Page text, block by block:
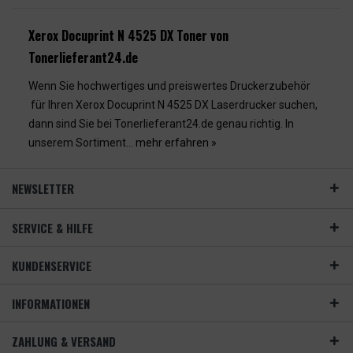
Xerox Docuprint N 4525 DX Toner von
Tonerlieferant24.de
Wenn Sie hochwertiges und preiswertes Druckerzubehör
für Ihren Xerox Docuprint N 4525 DX Laserdrucker suchen,
dann sind Sie bei Tonerlieferant24.de genau richtig. In
unserem Sortiment... mehr erfahren »
NEWSLETTER
SERVICE & HILFE
KUNDENSERVICE
INFORMATIONEN
ZAHLUNG & VERSAND